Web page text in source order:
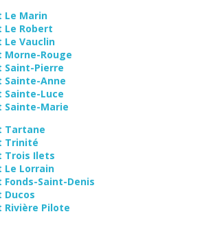
Le Marin
Robert
Vauclin
Rouge
Pierre
Anne
Luce
Marie
Tartane
Trinité
Trois Ilets
Lorrain
Saint-Denis
Pilote